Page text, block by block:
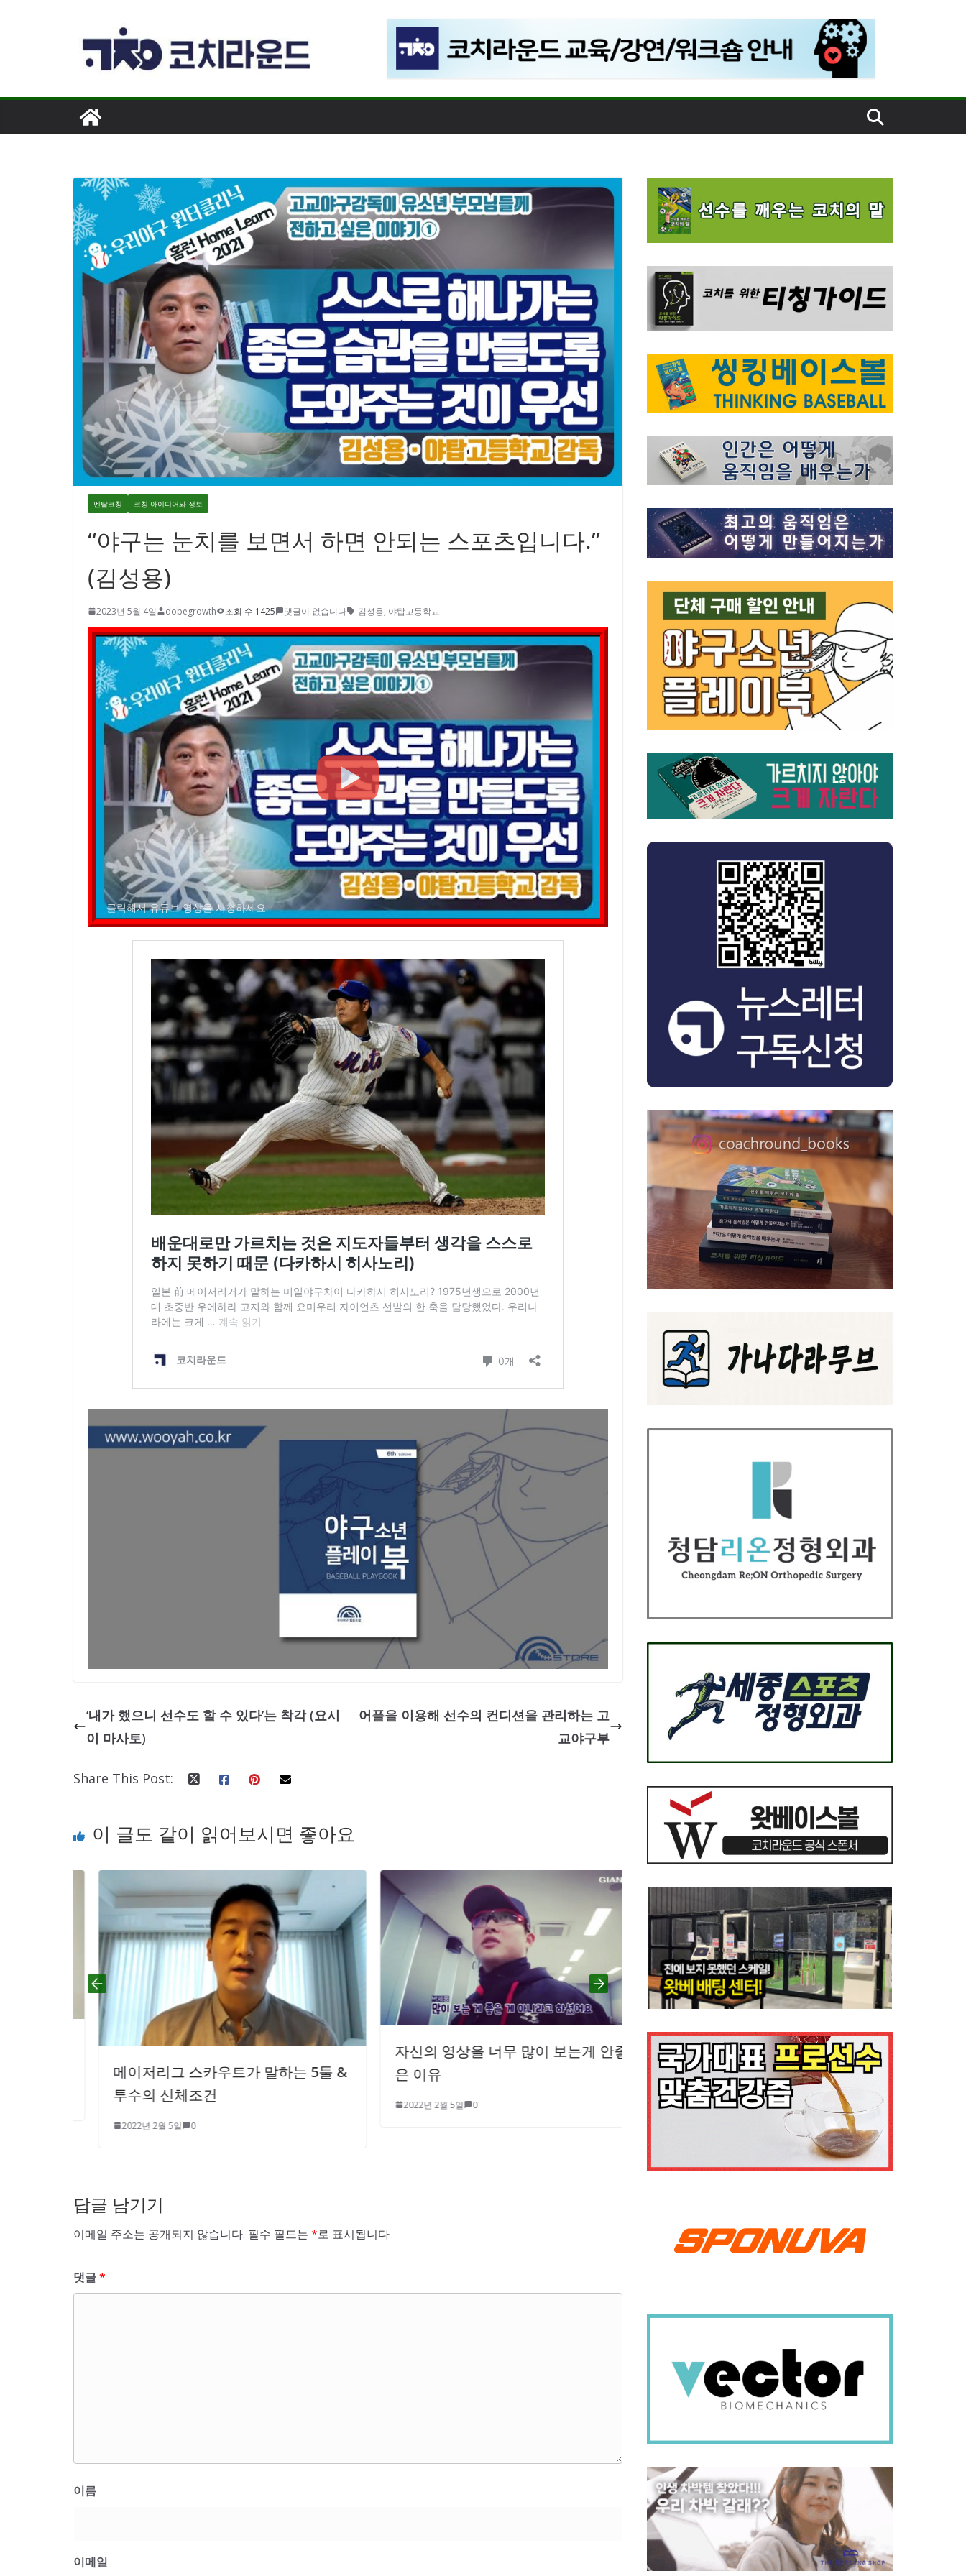
건
멘탈코칭 코칭 아이디어와 정보
“야구는 눈치를 보면서 하면 안되는 스포츠입니다.”
(김성용)
2023년 5월 4일 dobegrowth 조회 수 1425 댓글이 없습니다 김성용, 야탑고등학교
클릭해서 유튜브 영상을 시청하세요
‘내가 했으니 선수도 할 수 있다’는 착각 (요시
이 마사토)
어플을 이용해 선수의 컨디션을 관리하는 고
교야구부
Share This Post:
이 글도 같이 읽어보시면 좋아요
메이저리그 스카우트가 말하는 5툴 &
투수의 신체조건
2022년 2월 5일 0
자신의 영상을 너무 많이 보는게 안좋
은 이유
2022년 2월 5일 0
편하게 있다가 마운드에 올라가서부
터 딱 집중!
2022년 2월 3일 0
답글 남기기
이메일 주소는 공개되지 않습니다. 필수 필드는 *로 표시됩니다
댓글*
이름
이메일